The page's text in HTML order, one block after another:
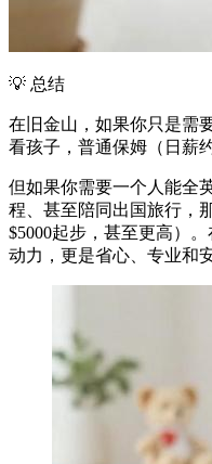
💡 总结
在旧金山，如果你只是需
看孩子，普通保姆（日薪
但如果你需要一个人能全
程、甚至陪同出国旅行，
$5000起步，甚至更高）
动力，更是省心、专业和